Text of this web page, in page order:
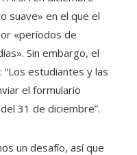
suave» en el que el
«períodos de
Sin embargo, el
“Los estudiantes y las
el formulario
31 de diciembre”.
un desafío, así que